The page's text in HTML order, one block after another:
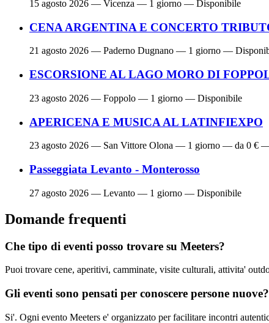
15 agosto 2026 — Vicenza — 1 giorno — Disponibile
CENA ARGENTINA E CONCERTO
21 agosto 2026 — Paderno Dugnano — 1 giorno —
ESCORSIONE AL LAGO MORO DI
23 agosto 2026 — Foppolo — 1 giorno — Disponibile
APERICENA E MUSICA AL LATINFIEXPO
23 agosto 2026 — San Vittore Olona — 1 giorno — da 0 €
Passeggiata Levanto - Monterosso
27 agosto 2026 — Levanto — 1 giorno — Disponibile
Domande frequenti
Che tipo di eventi posso trovare su Meeters?
Puoi trovare cene, aperitivi, camminate, visite culturali, attivita'
Gli eventi sono pensati per conoscere persone nuove?
Si'. Ogni evento Meeters e' organizzato per facilitare incontri